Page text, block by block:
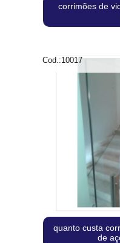
corrimões de
Cod.:10017
quanto custa
de